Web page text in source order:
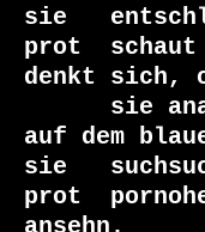
sie
prot
denkt sich,
auf dem
sie
prot